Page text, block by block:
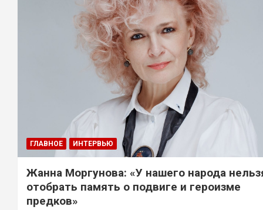
ГЛАВНОЕ ИНТЕРВЬЮ
Жанна Моргунова: «У нашего народа
отобрать память о подвиге и героизме
предков»